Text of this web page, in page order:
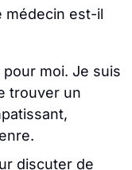
médecin est-il
moi. Je suis
trouver un
discuter de